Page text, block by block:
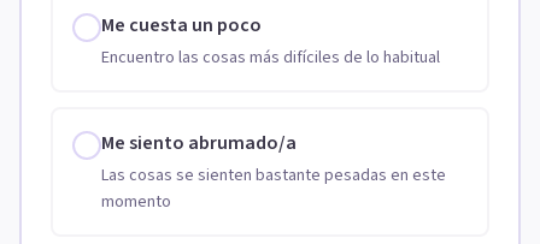
Me cuesta un poco
Encuentro las cosas más difíciles de lo habitual
Me siento abrumado/a
Las cosas se sienten bastante pesadas en este
momento